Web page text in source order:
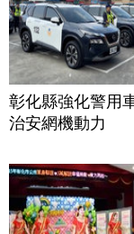
彰化縣強化警用
治安網機動力